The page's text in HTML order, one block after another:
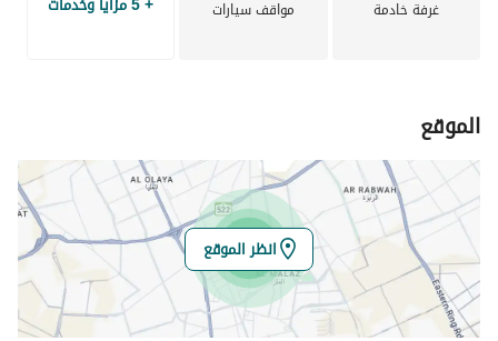
يُعدّ مشروع T116 مشروعًا سكنيًا مصممًا بعناية فائقة لتلبية
احتياجات العائلات السعودية من خلال شقق واسعة، وتصاميم
معمارية عصرية، وبيئة سكنية هادئة.
تفاصيل العقار
معمارية عصرية، وبيئة سكنية هادئة.
غرفة خادمة مواقف سيارات
الموقع
انظر الموقع